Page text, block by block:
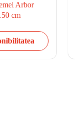
Arbor
cm